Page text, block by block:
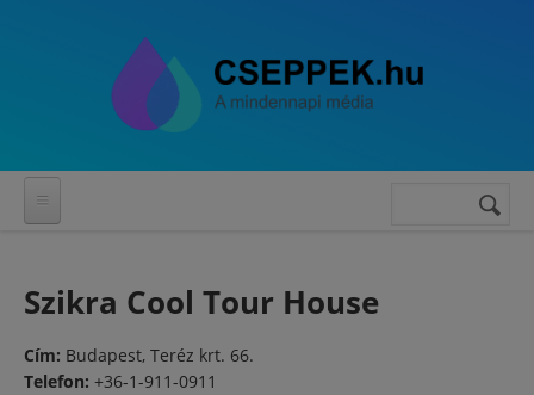
Keresés
Szikra Cool Tour House
Cím: Budapest, Teréz krt. 66.
Telefon: +36-1-911-0911